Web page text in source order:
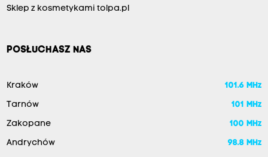
Sklep z kosmetykami tolpa.pl
POSŁUCHASZ NAS
Kraków 101.6 MHz
Tarnów 101 MHz
Zakopane 100 MHz
Andrychów 98.8 MHz